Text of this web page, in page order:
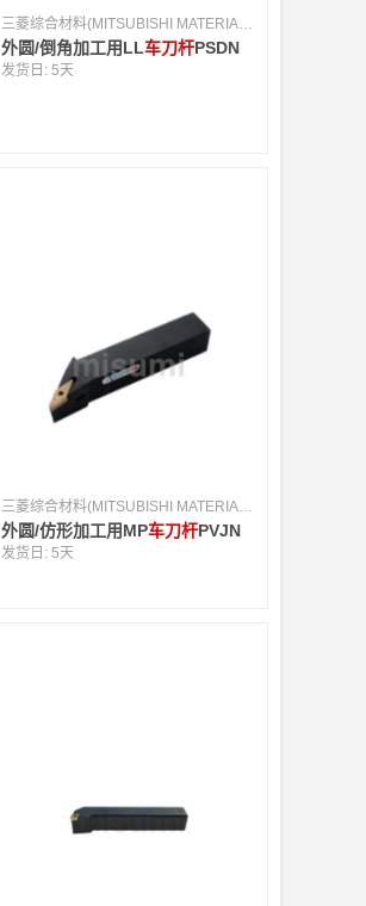
三菱综合材料(MITSUBISHI MATERIALS) [日本]
外圆/倒角加工用LL车刀杆PSDN
发货日:5天
外圆/仿形加工用MP车刀杆PVJN
发货日:5天